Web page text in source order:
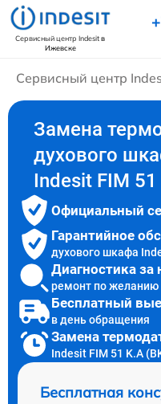
Сервисный центр Indesitв
Ижевске
Сервисный центр
Замена
духового
Indesit FIM 51
Официальный
Гарантийное
духового шкафа
Диагностика за
ремонт по желанию
Бесплатный
в день обращения
Замена
Indesit FIM 51 K.A
Бесплатная